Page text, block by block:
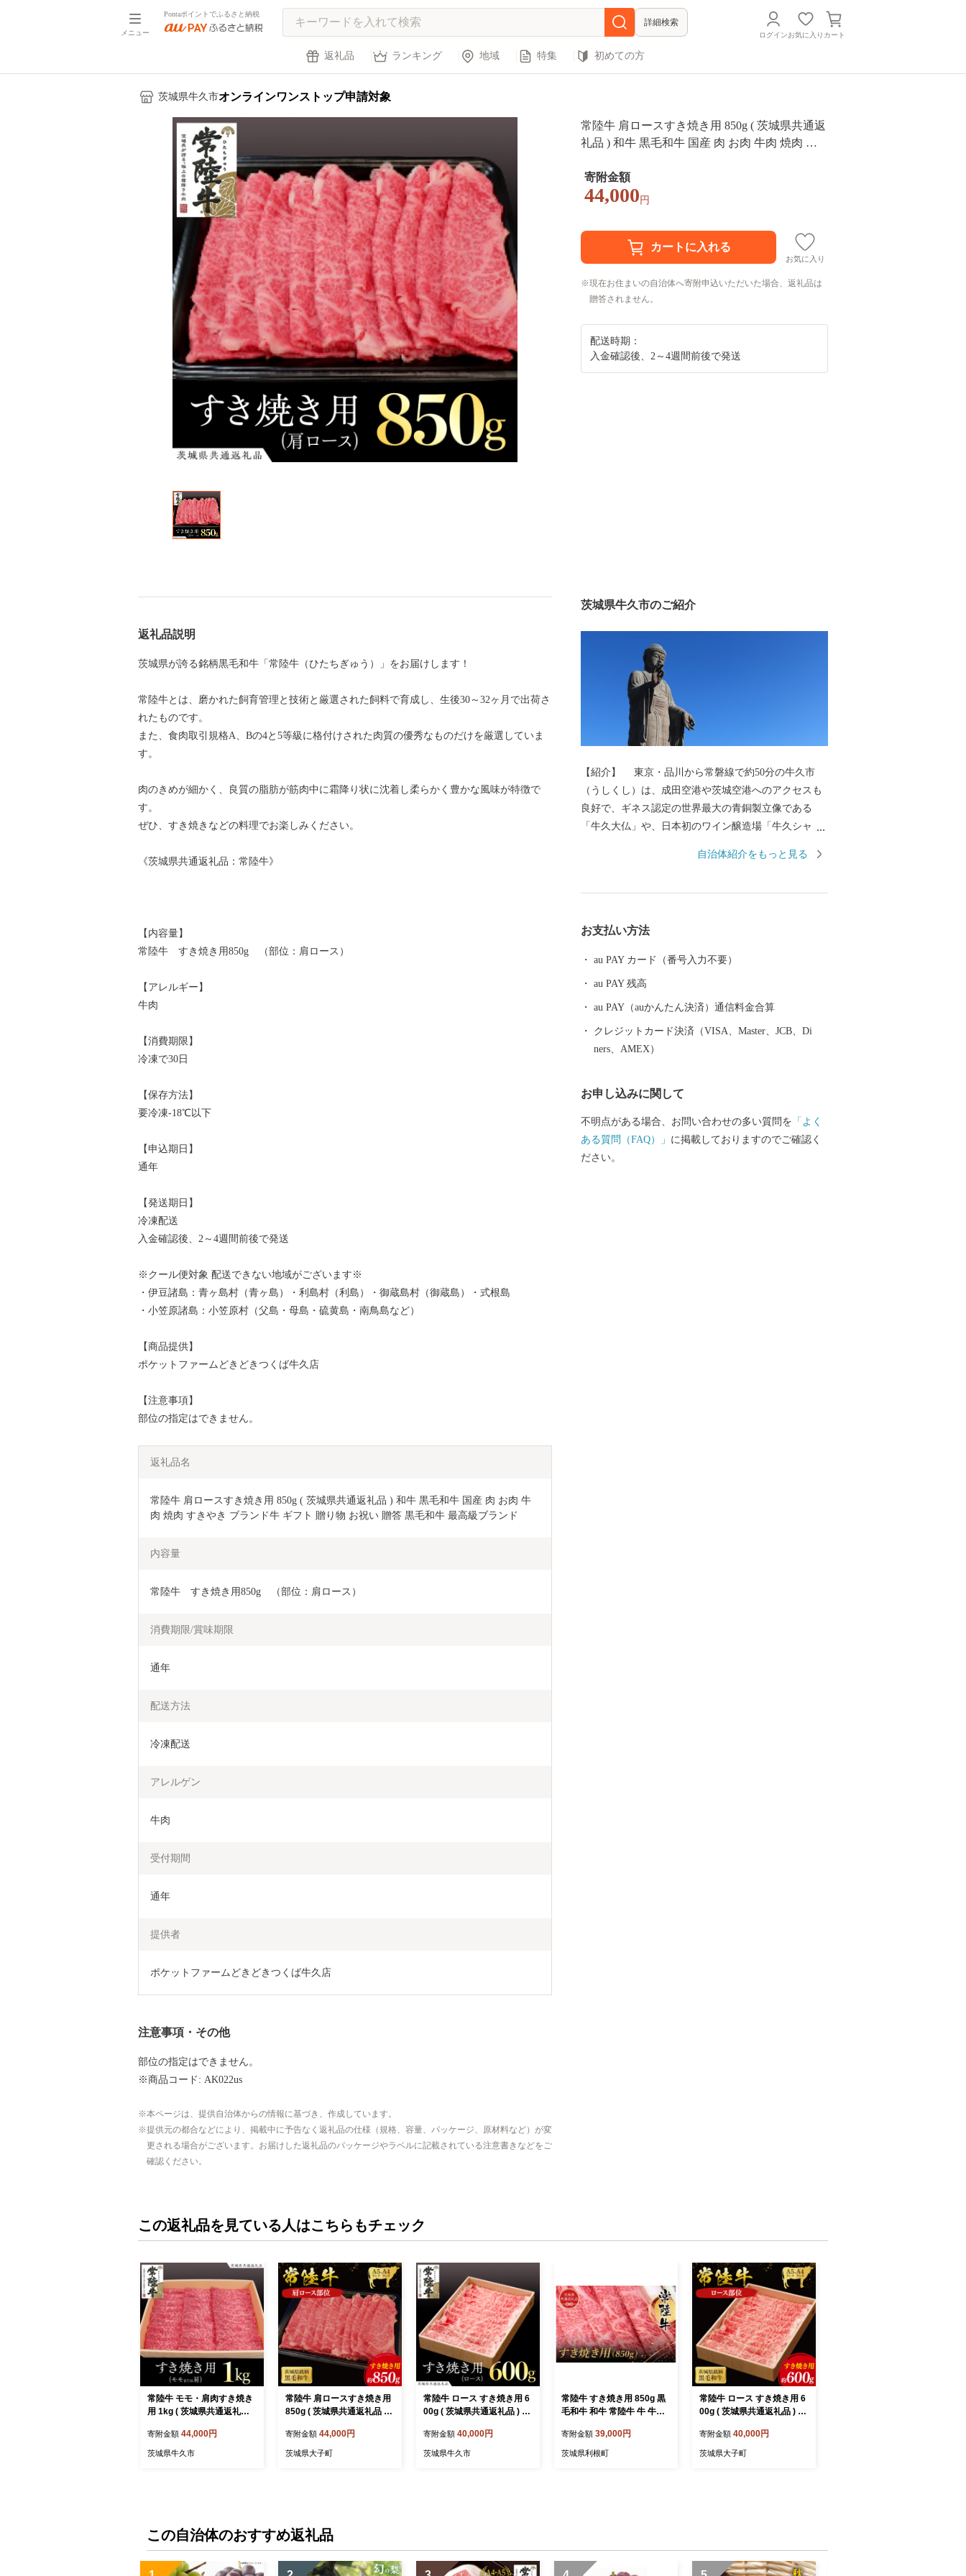
メニュー
Pontaポイントでふるさと納税
詳細検索
ログインお気に入り カート
返礼品 ランキング 地域 特集 初めての方
茨城県牛久市オンラインワンストップ申請対象
常陸牛 肩ロースすき焼き用 850g ( 茨城県共通返
礼品 ) 和牛 黒毛和牛 国産 肉 お肉 牛肉 焼肉 す
毛和牛 最高級ブランド
寄附金額
44,000 円
お気に入り
現在お住まいの自治体へ寄附申込いただいた場合、返礼品は
贈答されません。
配送時期：
入金確認後、2～4週間前後で発送
返礼品説明
茨城県が誇る銘柄黒毛和牛「常陸牛（ひたちぎゅう）」をお届けします！
常陸牛とは、磨かれた飼育管理と技術と厳選された飼料で育成し、生後30～32ヶ月で出荷さ
れたものです。
また、食肉取引規格A、Bの4と5等級に格付けされた肉質の優秀なものだけを厳選していま
す。
肉のきめが細かく、良質の脂肪が筋肉中に霜降り状に沈着し柔らかく豊かな風味が特徴で
す。
ぜひ、すき焼きなどの料理でお楽しみください。
《茨城県共通返礼品：常陸牛》
【内容量】
常陸牛 すき焼き用850g （部位：肩ロース）
【アレルギー】
牛肉
【消費期限】
冷凍で30日
【保存方法】
要冷凍-18℃以下
【申込期日】
通年
【発送期日】
冷凍配送
入金確認後、2～4週間前後で発送
※クール便対象 配送できない地域がございます※
・伊豆諸島：青ヶ島村（青ヶ島）・利島村（利島）・御蔵島村（御蔵島）・式根島
・小笠原諸島：小笠原村（父島・母島・硫黄島・南鳥島など）
【商品提供】
ポケットファームどきどきつくば牛久店
【注意事項】
部位の指定はできません。
返礼品名
常陸牛 肩ロースすき焼き用 850g ( 茨城県共通返礼品 ) 和牛 黒毛和牛 国産 肉 お肉 牛
肉 焼肉 すきやき ブランド牛 ギフト 贈り物 お祝い 贈答 黒毛和牛 最高級ブランド
内容量
常陸牛　すき焼き用850g　（部位：肩ロース）
消費期限/賞味期限
通年
配送方法
冷凍配送
アレルゲン
牛肉
受付期間
通年
提供者
ポケットファームどきどきつくば牛久店
注意事項・その他
部位の指定はできません。
※商品コード: AK022us
本ページは、提供自治体からの情報に基づき、作成しています。
提供元の都合などにより、掲載中に予告なく返礼品の仕様（規格、容量、パッケージ、原材料など）が変
更される場合がございます。お届けした返礼品のパッケージやラベルに記載されている注意書きなどをご
確認ください。
茨城県牛久市のご紹介
【紹介】 東京・品川から常磐線で約50分の牛久市
（うしくし）は、成田空港や茨城空港へのアクセスも
良好で、ギネス認定の世界最大の青銅製立像である
「牛久大仏」や、日本初のワイン醸造場「牛久シャト
景である牛久沼のほとりには、明治から昭和にかけて
るイベントが多数開催され、多くの人でにぎわいま
す。地元の美味しい特産品が豊富な牛久市へぜひお越
の実業家、神谷傅兵衛が建てた日本初の本格的なワイ
ン醸造場「牛久醸造場」の建物群を今に残す施設であ
り、2020年には日本遺産に認定された牛久市を代表す
葡萄栽培からワイン醸造までを一貫して行える施設の
建設をかねてから夢見ておりました。当時の農業界で
はフランス種のブドウは日本の土地では育たないとさ
自治体紹介をもっと見る
お支払い方法
au PAY カード（番号入力不要）
au PAY 残高
au PAY（auかんたん決済）通信料金合算
クレジットカード決済（VISA、Master、JCB、Di
ners、AMEX）
お申し込みに関して
不明点がある場合、お問い合わせの多い質問を 「よく
ある質問（FAQ）」 に掲載しておりますのでご確認く
ださい。
この返礼品を見ている人はこちらもチェック
常陸牛 モモ・肩肉すき焼き
用 1kg ( 茨城県共通返礼品 )
すきやき ブランド牛 ギフト
贈り物 お祝い 贈答 黒毛和
寄附金額 44,000円
茨城県牛久市
常陸牛 肩ロースすき焼き用
850g ( 茨城県共通返礼品 )
やき ブランド牛 ギフト 贈
り物 お祝い 贈答 黒毛和牛
寄附金額 44,000円
茨城県大子町
常陸牛 ロース すき焼き用 6
00g ( 茨城県共通返礼品 ) 国
ギフト 贈り物 お歳暮 お中
元 お祝い 黒毛和牛 最高級
寄附金額 40,000円
茨城県牛久市
常陸牛 すき焼き用 850g 黒
毛和牛 和牛 常陸牛 牛 牛肉
肉 薄切り うす切り (茨城県
共通返礼品）
寄附金額 39,000円
茨城県利根町
常陸牛 ロース すき焼き用 6
00g ( 茨城県共通返礼品 ) 国
ランド牛 ギフト 贈り物 お
歳暮 お中元 お祝い 黒毛和
寄附金額 40,000円
茨城県大子町
この自治体のおすすめ返礼品